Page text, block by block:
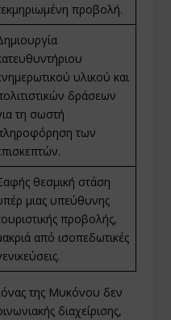
προβολή.
υλικού και
δράσεων
τη σωστή
των
θεσμική στάση
μιας υπεύθυνης
προβολής,
από ισοπεδωτικές
της Μυκόνου δεν
διαχείρισης,